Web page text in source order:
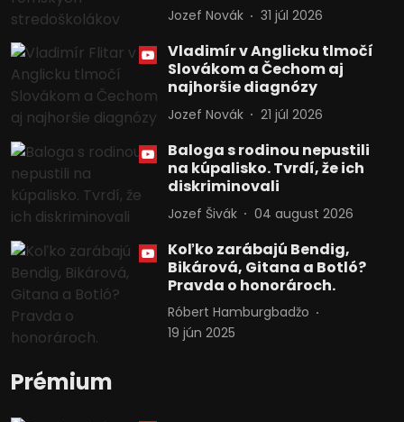
Jozef Novák 31 júl 2026
Vladimír v Anglicku tlmočí
Slovákom a Čechom aj
najhoršie diagnózy
Jozef Novák 21 júl 2026
Baloga s rodinou nepustili
na kúpalisko. Tvrdí, že ich
diskriminovali
Jozef Šivák 04 august 2026
Koľko zarábajú Bendig,
Bikárová, Gitana a Botló?
Pravda o honorároch.
Róbert Hamburgbadžo
19 jún 2025
Prémium